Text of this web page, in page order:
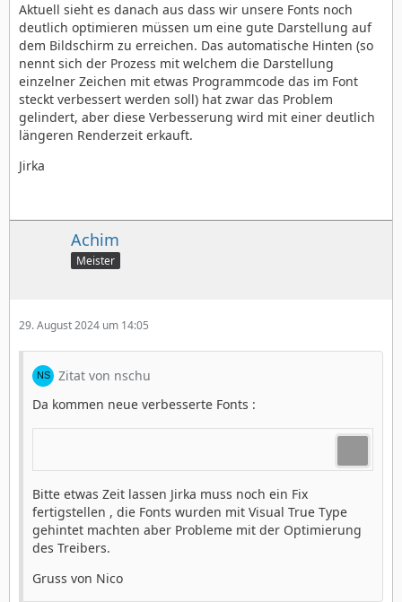
Aktuell sieht es danach aus dass wir unsere Fonts noch
deutlich optimieren müssen um eine gute Darstellung auf
dem Bildschirm zu erreichen. Das automatische Hinten (so
nennt sich der Prozess mit welchem die Darstellung
einzelner Zeichen mit etwas Programmcode das im Font
steckt verbessert werden soll) hat zwar das Problem
gelindert, aber diese Verbesserung wird mit einer deutlich
längeren Renderzeit erkauft.
Jirka
Achim
Meister
29. August 2024 um 14:05
Zitat von nschu
Da kommen neue verbesserte Fonts :
Bitte etwas Zeit lassen Jirka muss noch ein Fix
fertigstellen , die Fonts wurden mit Visual True Type
gehintet machten aber Probleme mit der Optimierung
des Treibers.
Gruss von Nico